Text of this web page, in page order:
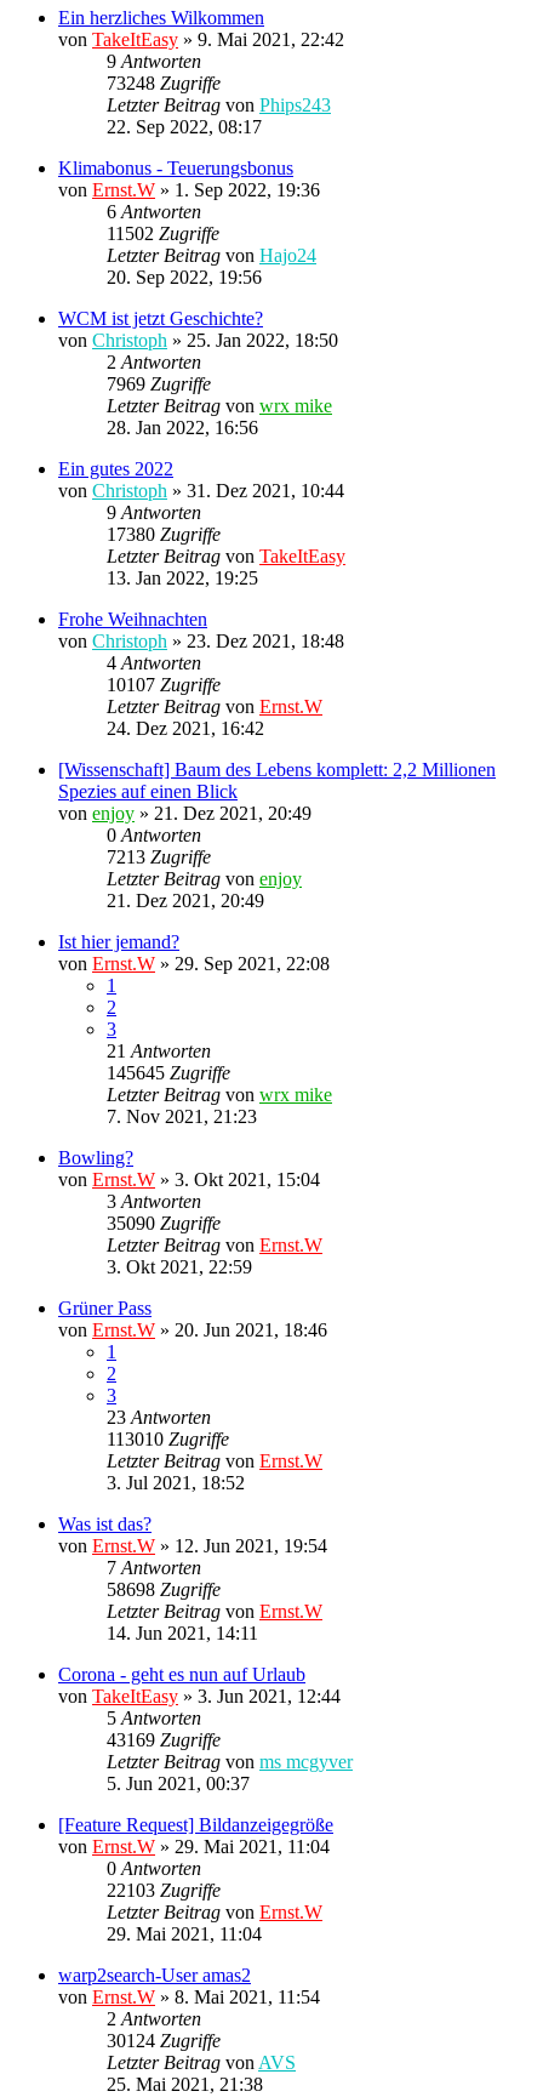
Ein herzliches Wilkommen
von TakeItEasy » 9. Mai 2021, 22:42
9Antworten
73248 Zugriffe
Letzter Beitrag von Phips243
22. Sep 2022, 08:17
Klimabonus - Teuerungsbonus
von Ernst.W » 1. Sep 2022, 19:36
6Antworten
11502 Zugriffe
Letzter Beitrag von Hajo24
20. Sep 2022, 19:56
WCM ist jetzt Geschichte?
von Christoph » 25. Jan 2022, 18:50
2Antworten
7969 Zugriffe
Letzter Beitrag von wrx mike
28. Jan 2022, 16:56
Ein gutes 2022
von Christoph » 31. Dez 2021, 10:44
9Antworten
17380 Zugriffe
Letzter Beitrag von TakeItEasy
13. Jan 2022, 19:25
Frohe Weihnachten
von Christoph » 23. Dez 2021, 18:48
4Antworten
10107 Zugriffe
Letzter Beitrag von Ernst.W
24. Dez 2021, 16:42
[Wissenschaft] Baum des Lebens komplett: 2,2 Millionen
Spezies auf einen Blick
von enjoy » 21. Dez 2021, 20:49
0Antworten
7213 Zugriffe
Letzter Beitrag von enjoy
21. Dez 2021, 20:49
Ist hier jemand?
von Ernst.W » 29. Sep 2021, 22:08
1
2
3
21Antworten
145645 Zugriffe
Letzter Beitrag von wrx mike
7. Nov 2021, 21:23
Bowling?
von Ernst.W » 3. Okt 2021, 15:04
3Antworten
35090 Zugriffe
Letzter Beitrag von Ernst.W
3. Okt 2021, 22:59
Grüner Pass
von Ernst.W » 20. Jun 2021, 18:46
1
2
3
23Antworten
113010 Zugriffe
Letzter Beitrag von Ernst.W
3. Jul 2021, 18:52
Was ist das?
von Ernst.W » 12. Jun 2021, 19:54
7Antworten
58698 Zugriffe
Letzter Beitrag von Ernst.W
14. Jun 2021, 14:11
Corona - geht es nun auf Urlaub
von TakeItEasy » 3. Jun 2021, 12:44
5Antworten
43169 Zugriffe
Letzter Beitrag von ms mcgyver
5. Jun 2021, 00:37
[Feature Request] Bildanzeigegröße
von Ernst.W » 29. Mai 2021, 11:04
0Antworten
22103 Zugriffe
Letzter Beitrag von Ernst.W
29. Mai 2021, 11:04
warp2search-User amas2
von Ernst.W » 8. Mai 2021, 11:54
2Antworten
30124 Zugriffe
Letzter Beitrag vonAVS
25. Mai 2021, 21:38